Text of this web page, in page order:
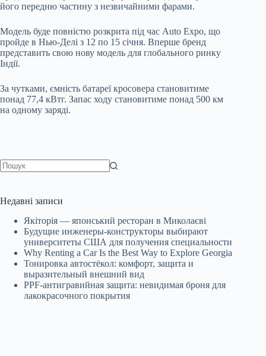
його передню частину з незвичайними фарами.
Модель буде повністю розкрита під час Auto Expo, що
пройде в Нью-Делі з 12 по 15 січня. Вперше бренд
представить свою нову модель для глобального ринку
Індії.
За чутками, ємність батареї кросовера становитиме
понад 77,4 кВтг. Запас ходу становитиме понад 500 км
на одному заряді.
Недавні записи
Якіторія — японський ресторан в Миколаєві
Будущие инженеры‑конструкторы выбирают
университеты США для получения специальности
Why Renting a Car Is the Best Way to Explore Georgia
Тонировка автостёкол: комфорт, защита и
выразительный внешний вид
PPF-антигравийная защита: невидимая броня для
лакокрасочного покрытия